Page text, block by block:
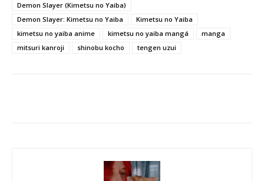
Demon Slayer (Kimetsu no Yaiba)
Demon Slayer: Kimetsu no Yaiba
Kimetsu no Yaiba
kimetsu no yaiba anime
kimetsu no yaiba mangá
manga
mitsuri kanroji
shinobu kocho tengen uzui